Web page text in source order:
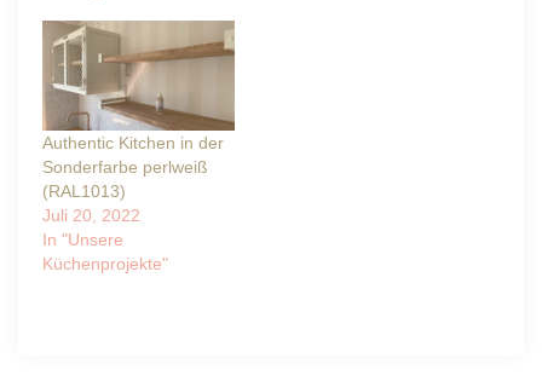
Authentic Kitchen in der
Sonderfarbe perlweiß
(RAL1013)
Juli 20, 2022
In "Unsere
Küchenprojekte"